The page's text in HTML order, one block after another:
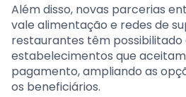
Além disso, novas parcerias
vale alimentação e redes de
restaurantes têm possibilitado
estabelecimentos que
pagamento, ampliando as
os beneficiários.